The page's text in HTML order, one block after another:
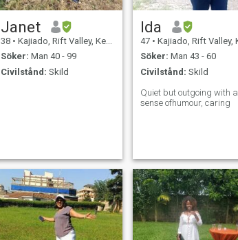
Janet
38 • Kajiado, Rift Valley, Kenya
Söker: Man 40 - 99
Civilstånd: Skild
Ida
47 • Kajiado, Rift Valley,
Söker: Man 43 - 60
Civilstånd: Skild
Quiet but outgoing with a
sense ofhumour, caring